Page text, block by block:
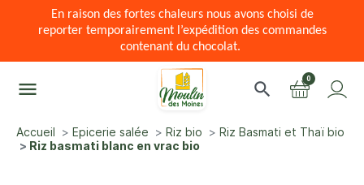
En raison des fortes chaleurs nous avons choisi de
reporter temporairement l’expédition des commandes
contenant du chocolat.
menu search 0
Accueil Epicerie salée Riz bio
Riz Basmati et Thaï bio
Riz basmati blanc en vrac bio